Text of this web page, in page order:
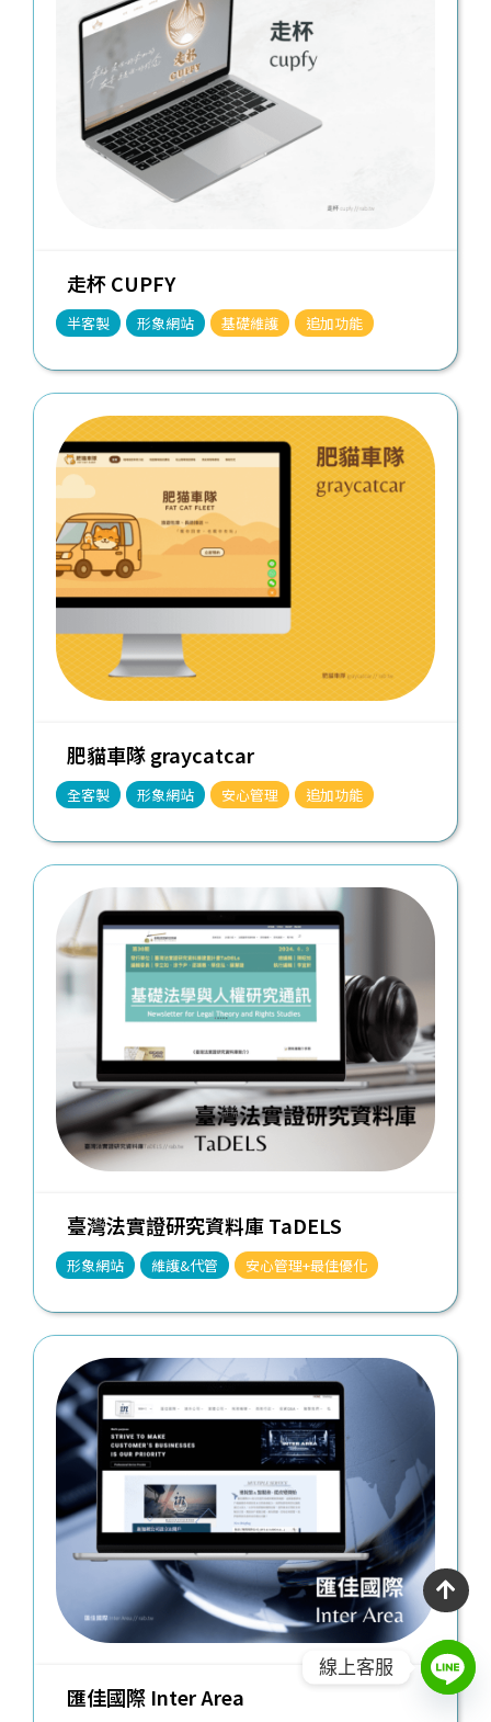
走杯 CUPFY
半客製 形象網站 基礎維護 追加功能
肥貓車隊 graycatcar
全客製 形象網站 安心管理 追加功能
臺灣法實證研究資料庫 TaDELS
形象網站 維護&代管 安心管理+最佳優化
匯佳國際 Inter Area
線上客服